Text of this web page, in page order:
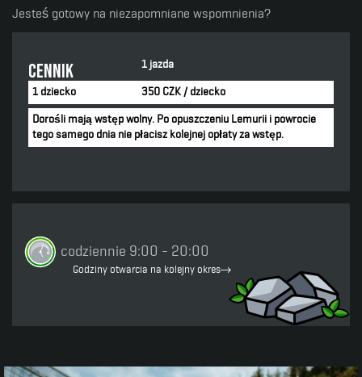
Jesteś gotowy na niezapomniane wspomnienia?
Cennik 1 jazda
1 dziecko 350 CZK / dziecko
Dorośli mają wstęp wolny. Po opuszczeniu Lemurii i powrocie
tego samego dnia nie płacisz kolejnej opłaty za wstęp.
codziennie 9:00 - 20:00
Godziny otwarcia na kolejny okres